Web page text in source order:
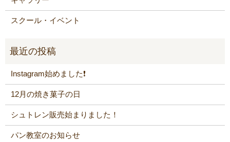
スクール・イベント
Instagram始めました❗️
12月の焼き菓子の日
シュトレン販売始まりました！
パン教室のお知らせ